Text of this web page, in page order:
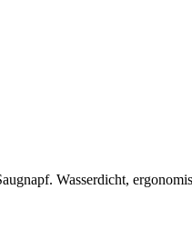
Wasserdicht,